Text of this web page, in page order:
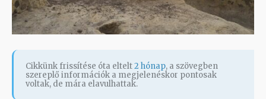
Cikkünk frissítése óta eltelt2 hónap, a szövegben
szereplő információk a megjelenéskor pontosak
voltak, de mára elavulhattak.